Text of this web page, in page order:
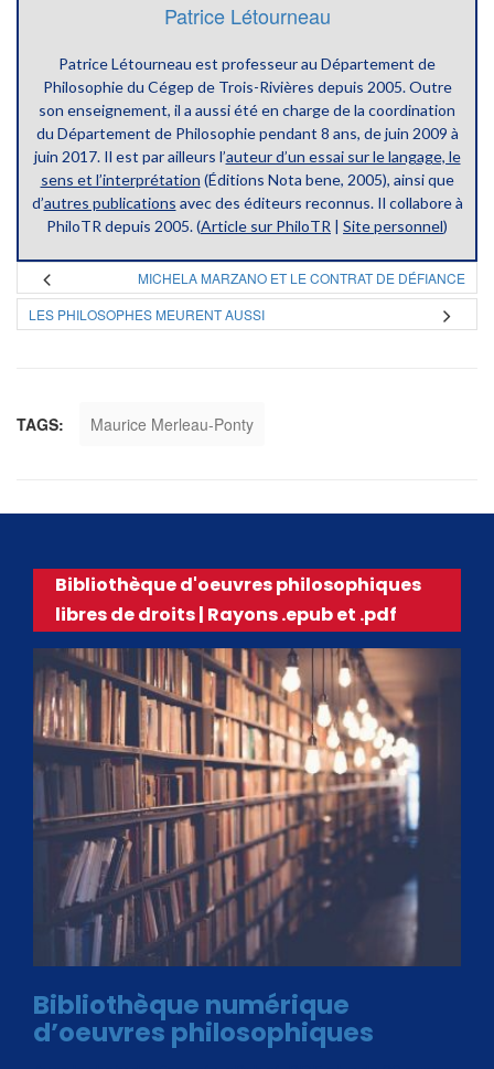
Patrice Létourneau
Patrice Létourneau est professeur au Département de
Philosophie du Cégep de Trois-Rivières depuis 2005. Outre
son enseignement, il a aussi été en charge de la coordination
du Département de Philosophie pendant 8 ans, de juin 2009 à
juin 2017. Il est par ailleurs l’auteur d’un essai sur le langage, le
sens et l’interprétation (Éditions Nota bene, 2005), ainsi que
d’autres publications avec des éditeurs reconnus. Il collabore à
PhiloTR depuis 2005. (Article sur PhiloTR | Site personnel)
MICHELA MARZANO ET LE CONTRAT DE DÉFIANCE
LES PHILOSOPHES MEURENT AUSSI
TAGS: Maurice Merleau-Ponty
Bibliothèque d'oeuvres philosophiques
libres de droits | Rayons .epub et .pdf
Bibliothèque numérique
d’oeuvres philosophiques